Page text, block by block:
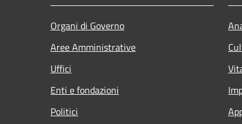
Organi di Governo
Aree Amministrative
Uffici
Enti e fondazioni
Politici